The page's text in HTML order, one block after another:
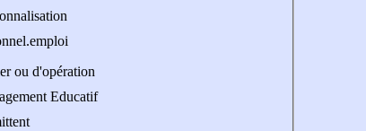
ou d'opération
Educatif